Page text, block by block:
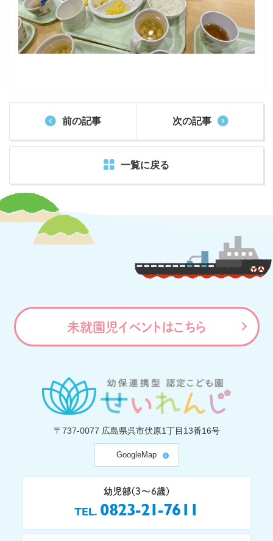
前の記事
一覧に戻る
次の記事
未就園児イベントはこちら
〒737-0077 広島県呉市伏原1丁目13番16号
GoogleMap
幼児部(3〜6歳)
TEL 0823-21-7611